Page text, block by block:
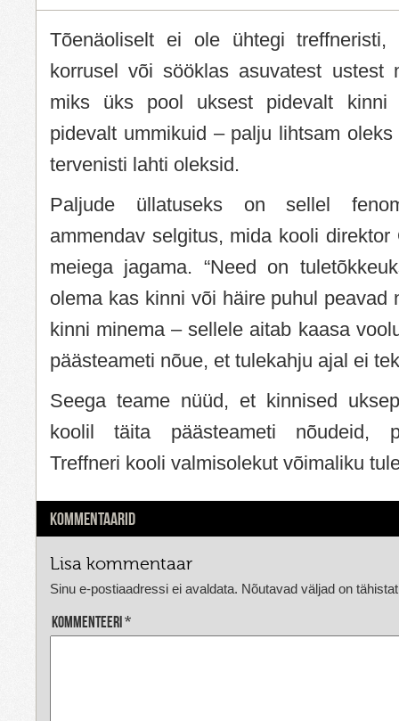
Tõenäoliselt ei ole ühtegi
korrusel või sööklas asuvatest ustest
miks üks pool uksest pidevalt kinni
pidevalt ummikuid – palju lihtsam
tervenisti lahti oleksid.
Paljude üllatuseks on sellel
ammendav selgitus, mida kooli
meiega jagama. “Need on
olema kas kinni või häire puhul peavad
kinni minema – sellele aitab kaasa
päästeameti nõue, et tulekahju ajal ei
Seega teame nüüd, et kinnised
koolil täita päästeameti nõudeid,
Treffneri kooli valmisolekut võimaliku
KOMMENTAARID
Lisa kommentaar
Sinu e-postiaadressi ei avaldata. Nõutavad väljad on
Kommenteeri*